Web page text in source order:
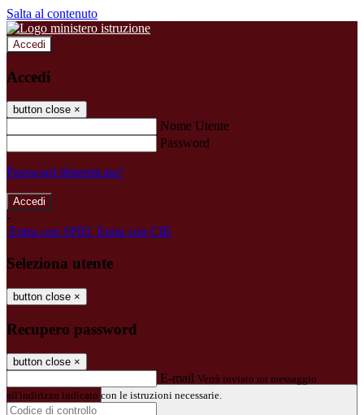
Salta al contenuto
Accedi
Accedi
button close ×
Nome Utente
Password
Password dimenticata?
-
Entra con SPID Entra con CIE
Seleziona utente
button close ×
Recupero password
button close ×
E-mail Verrà inviato un messaggio
all'indirizzo indicato con le istruzioni necessarie.